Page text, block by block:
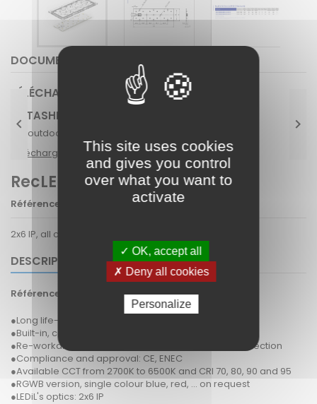
 
DOCUMENTS JOINTS
TÉLÉCHARGEMENT
DATASHEET
LED outdoor modules 2x6 IP sh-201 2025-03-20.pdf
Téléchargement (441.08k)
RecLED 146x45mm
Référence
2x6 IP, all colours and cri
DESCRIPTION
Référence
●Long life-time
●Built-in, constant current LED module
●Re-workable push-in terminals enabling easy connection
●Compliance and approval: CE, ENEC
●Available CCT from 2700K to 6500K and CRI 70, 80, 90 and 95
●RGWB version, single colour blue, red, ... on request
●LEDiL's optics: 2x6 IP
This site uses cookies
and gives you control
over what you want to
activate
✓ OK, accept all
✗ Deny all cookies
Personalize